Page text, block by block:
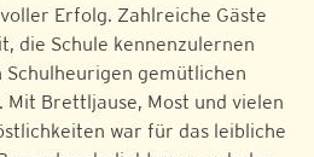
Erfolg. Zahlreiche Gäste
die Schule kennenzulernen
gemütlichen
Mit Brettljause, Most und vielen
war für das leibliche